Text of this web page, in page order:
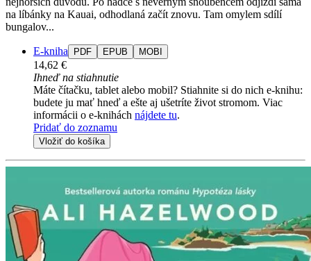
na líbánky na Kauai, odhodlaná začít znovu. Tam omylem sdílí
bungalov...
E-kniha PDF EPUB MOBI
14,62 €
Ihneď na stiahnutie
Máte čítačku, tablet alebo mobil? Stiahnite si do nich e-knihu:
budete ju mať hneď a ešte aj ušetríte život stromom. Viac
informácii o e-knihách nájdete tu.
Pridať do zoznamu
Vložiť do košíka